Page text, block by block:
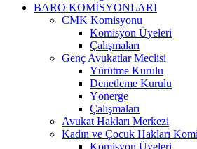
BARO KOMİSYONLARI
CMK Komisyonu
Komisyon Üyeleri
Çalışmaları
Genç Avukatlar Meclisi
Yürütme Kurulu
Denetleme Kurulu
Yönerge
Çalışmaları
Avukat Hakları Merkezi
Kadın ve Çocuk Hakları
Komisyon Üyeleri